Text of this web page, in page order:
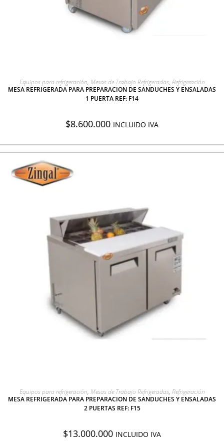
AGREGAR A COTIZACIÓN
Equipos para refrigeración, Mesas de Trabajo Refrigeradas, Refrigeración
MESA REFRIGERADA PARA PREPARACION DE SANDUCHES Y ENSALADAS
1 PUERTA REF: F14
$8.600.000 INCLUIDO IVA
AGREGAR A COTIZACIÓN
Equipos para refrigeración, Mesas de Trabajo Refrigeradas, Refrigeración
MESA REFRIGERADA PARA PREPARACION DE SANDUCHES Y ENSALADAS
2 PUERTAS REF: F15
$13.000.000 INCLUIDO IVA